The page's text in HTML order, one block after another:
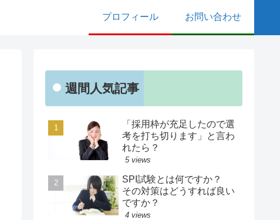
プロフィール お問い合わせ
週間人気記事
「採用枠が充足したので選
考を打ち切ります」と言わ
れたら？
5 views
SPI試験とは何ですか？
その対策はどうすれば良い
ですか？
4 views